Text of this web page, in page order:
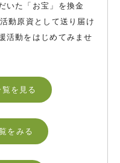
いた「お宝」を換金
動原資として送り届け
活動をはじめてみませ
を見る
をみる